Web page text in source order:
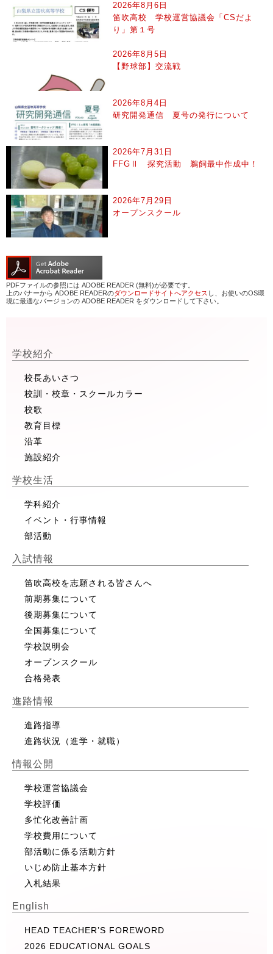
2026年8月6日
笛吹高校 学校運営協議会「CSだよ
り」第１号
2026年8月5日
【野球部】交流戦
2026年8月4日
研究開発通信 夏号の発行について
2026年7月31日
FFGⅡ 探究活動 鵜飼最中作成中！
2026年7月29日
オープンスクール
PDFファイルの参照には ADOBE READER (無料)が必要です。
上のバナーから ADOBE READERのダウンロードサイトへアクセス し、お使いのOS環
境に最適なバージョンの ADOBE READER をダウンロードして下さい。
学校紹介
校長あいさつ
校訓・校章・スクールカラー
校歌
教育目標
沿革
施設紹介
学校生活
学科紹介
イベント・行事情報
部活動
入試情報
笛吹高校を志願される皆さんへ
前期募集について
後期募集について
全国募集について
学校説明会
オープンスクール
合格発表
進路情報
進路指導
進路状況（進学・就職）
情報公開
学校運営協議会
学校評価
多忙化改善計画
学校費用について
部活動に係る活動方針
いじめ防止基本方針
入札結果
English
HEAD TEACHER’S FOREWORD
2026 EDUCATIONAL GOALS